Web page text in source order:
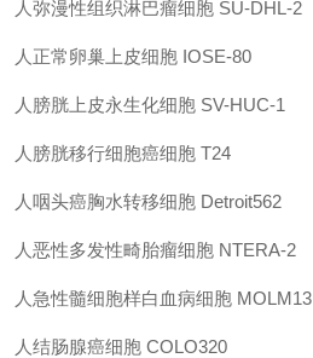
人弥漫性组织淋巴瘤细胞 SU-DHL-2
人正常卵巢上皮细胞 IOSE-80
人膀胱上皮永生化细胞 SV-HUC-1
人膀胱移行细胞癌细胞 T24
人咽头癌胸水转移细胞 Detroit562
人恶性多发性畸胎瘤细胞 NTERA-2
人急性髓细胞样白血病细胞 MOLM13
人结肠腺癌细胞 COLO320